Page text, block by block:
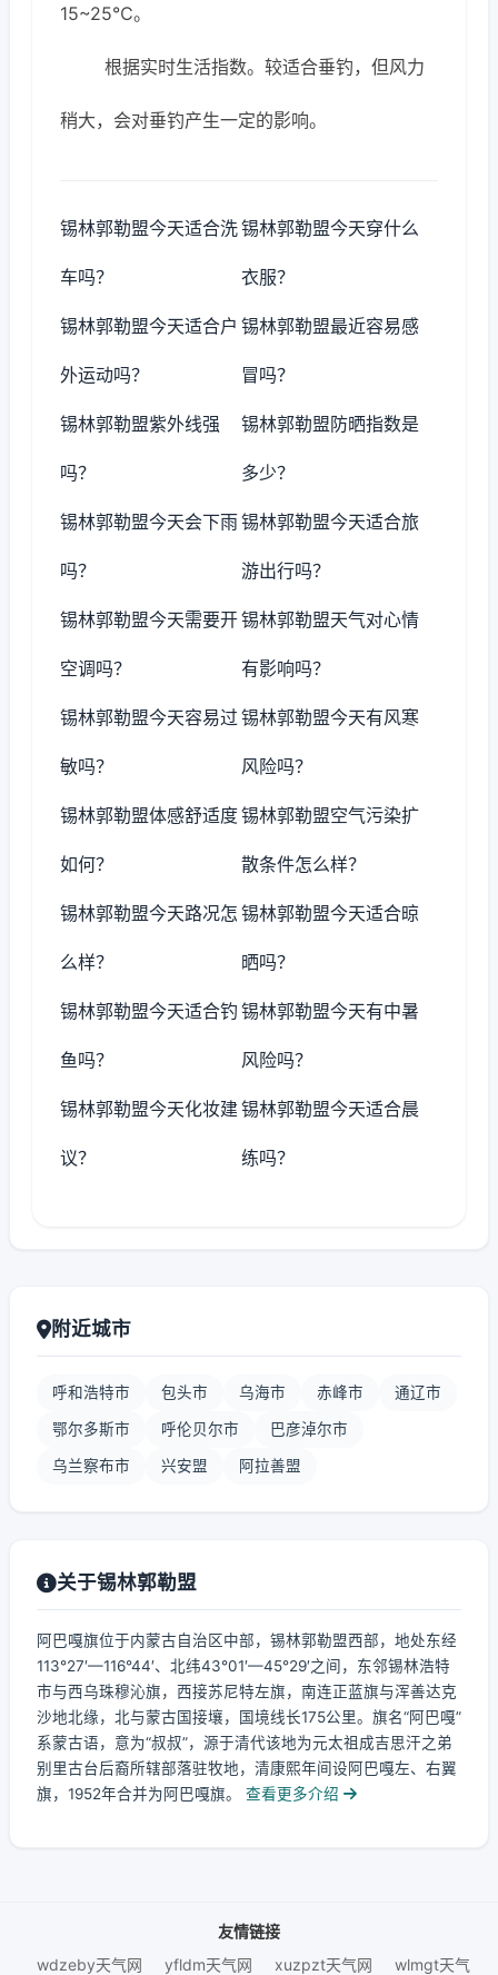
15~25℃。
根据实时生活指数。较适合垂钓，但风力
稍大，会对垂钓产生一定的影响。
锡林郭勒盟今天适合洗
车吗？
锡林郭勒盟今天穿什么
衣服？
锡林郭勒盟今天适合户
外运动吗？
锡林郭勒盟最近容易感
冒吗？
锡林郭勒盟紫外线强
吗？
锡林郭勒盟防晒指数是
多少？
锡林郭勒盟今天会下雨
吗？
锡林郭勒盟今天适合旅
游出行吗？
锡林郭勒盟今天需要开
空调吗？
锡林郭勒盟天气对心情
有影响吗？
锡林郭勒盟今天容易过
敏吗？
锡林郭勒盟今天有风寒
风险吗？
锡林郭勒盟体感舒适度
如何？
锡林郭勒盟空气污染扩
散条件怎么样？
锡林郭勒盟今天路况怎
么样？
锡林郭勒盟今天适合晾
晒吗？
锡林郭勒盟今天适合钓
鱼吗？
锡林郭勒盟今天有中暑
风险吗？
锡林郭勒盟今天化妆建
议？
锡林郭勒盟今天适合晨
练吗？
附近城市
呼和浩特市 包头市 乌海市 赤峰市 通辽市
鄂尔多斯市 呼伦贝尔市 巴彦淖尔市
乌兰察布市 兴安盟 阿拉善盟
关于锡林郭勒盟
阿巴嘎旗位于内蒙古自治区中部，锡林郭勒盟西部，地处东经
113°27′—116°44′、北纬43°01′—45°29′之间，东邻锡林浩特
市与西乌珠穆沁旗，西接苏尼特左旗，南连正蓝旗与浑善达克
沙地北缘，北与蒙古国接壤，国境线长175公里。旗名“阿巴嘎”
系蒙古语，意为“叔叔”，源于清代该地为元太祖成吉思汗之弟
别里古台后裔所辖部落驻牧地，清康熙年间设阿巴嘎左、右翼
旗，1952年合并为阿巴嘎旗。
查看更多介绍
友情链接
wdzeby天气网
yfldm天气网 xuzpzt天气网 wlmgt天气